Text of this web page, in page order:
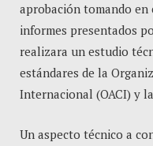
aprobación tomando
informes presentados
realizara un estudio
estándares de la
Internacional (OACI) y
Un aspecto técnico a